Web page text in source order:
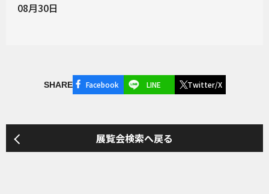
08月30日
SHARE Facebook LINE Twitter/X
展覧会検索へ戻る